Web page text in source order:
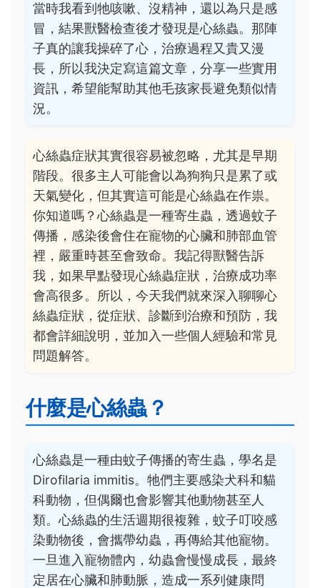
當時我看到牠咳嗽、沒精神，還以為只是感
冒，結果獸醫檢查後才發現是心絲蟲。那陣
子真的讓我操碎了心，治療過程又貴又漫
長，所以我決定寫這篇文章，分享一些實用
資訊，希望能幫助其他毛孩家長避免類似情
況。
心絲蟲症狀其實很容易被忽略，尤其是早期
階段。很多主人可能會以為狗狗只是累了或
天氣變化，但其實這可能是心絲蟲在作祟。
你知道嗎？心絲蟲是一種寄生蟲，透過蚊子
傳播，感染後會住在寵物的心臟和肺部血管
裡，嚴重時甚至會致命。我記得獸醫告訴
我，如果早點發現心絲蟲症狀，治療成功率
會高很多。所以，今天我們就來深入聊聊心
絲蟲症狀，從症狀、診斷到治療和預防，我
都會詳細說明，並加入一些個人經驗和常見
問題解答。
什麼是心絲蟲？
心絲蟲是一種由蚊子傳播的寄生蟲，學名是
Dirofilaria immitis。牠們主要感染犬科和貓
科動物，但偶爾也會影響其他動物甚至人
類。心絲蟲的生活週期很複雜，蚊子叮咬感
染動物後，會攜帶幼蟲，再傳給其他寵物。
一旦進入寵物體內，幼蟲會慢慢成長，最終
定居在心臟和肺動脈，造成一系列健康問